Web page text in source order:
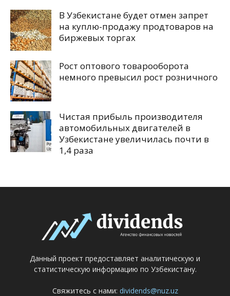
В Узбекистане будет отмен запрет
на куплю-продажу продтоваров на
биржевых торгах
Рост оптового товарооборота
немного превысил рост розничного
Чистая прибыль производителя
автомобильных двигателей в
Узбекистане увеличилась почти в
1,4 раза
Данный проект предоставляет аналитическую и
статистическую информацию по Узбекистану.
Свяжитесь с нами: dividends@nuz.uz